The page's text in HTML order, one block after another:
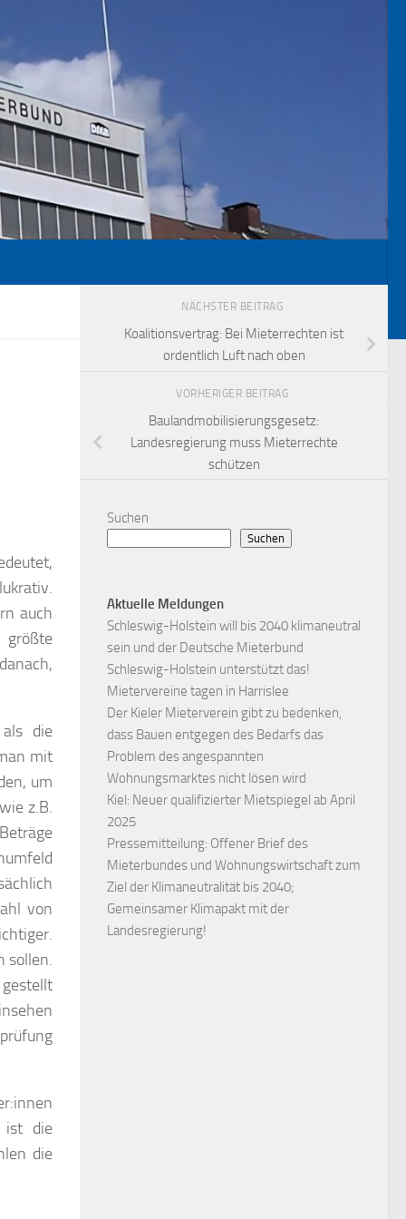
auch
die
mit
um
z.B.
von
sollen.
ist die
die
NÄCHSTER BEITRAG
Koalitionsvertrag: Bei Mieterrechten ist
ordentlich Luft nach oben
VORHERIGER BEITRAG
Baulandmobilisierungsgesetz:
Landesregierung muss Mieterrechte
schützen
Suchen
Suchen
Aktuelle Meldungen
Schleswig-Holstein will bis 2040 klimaneutral
sein und der Deutsche Mieterbund
Schleswig-Holstein unterstützt das!
Mietervereine tagen in Harrislee
Der Kieler Mieterverein gibt zu bedenken,
dass Bauen entgegen des Bedarfs das
Problem des angespannten
Wohnungsmarktes nicht lösen wird
Kiel: Neuer qualifizierter Mietspiegel ab April
2025
Pressemitteilung: Offener Brief des
Mieterbundes und Wohnungswirtschaft zum
Ziel der Klimaneutralität bis 2040;
Gemeinsamer Klimapakt mit der
Landesregierung!